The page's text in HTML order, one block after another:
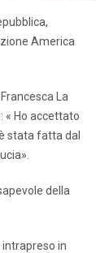
America
La
« Ho accettato
stata fatta dal
della
in